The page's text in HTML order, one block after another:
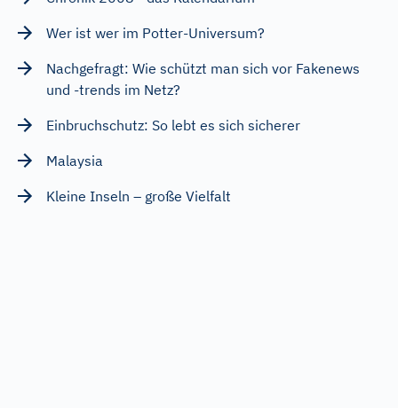
Wer ist wer im Potter-Universum?
Nachgefragt: Wie schützt man sich vor Fakenews
und -trends im Netz?
Einbruchschutz: So lebt es sich sicherer
Malaysia
Kleine Inseln – große Vielfalt